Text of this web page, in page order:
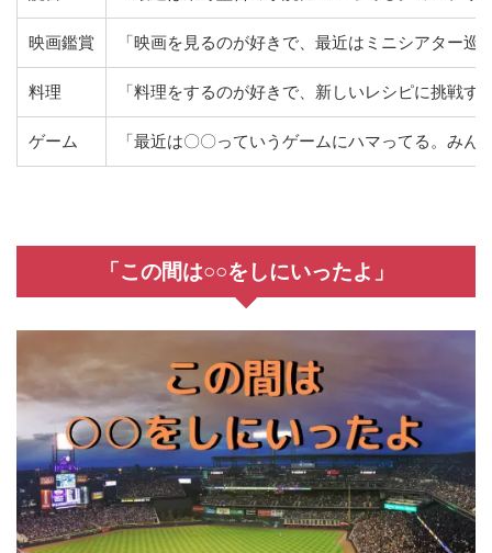
映画鑑賞 「映画を見るのが好きで、最近はミニシアター
料理 「料理をするのが好きで、新しいレシピに挑戦
ゲーム 「最近は〇〇っていうゲームにハマってる。み
「この間は○○をしにいったよ」